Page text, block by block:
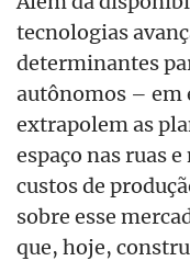
tecnologias
determinantes
autônomos – em
extrapolem as
espaço nas ruas
custos de
sobre esse
que, hoje,